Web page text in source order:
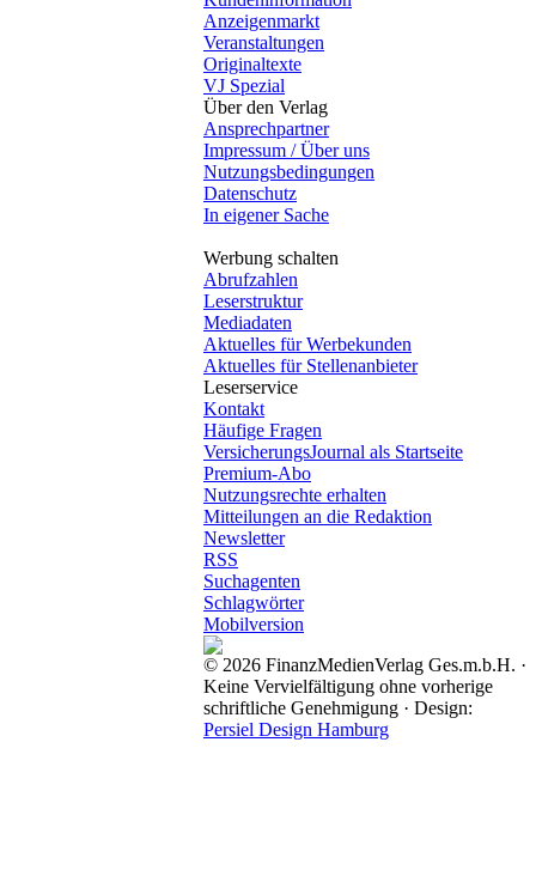
Anzeigenmarkt
Veranstaltungen
Originaltexte
VJ Spezial
Über den Verlag
Ansprechpartner
Impressum / Über uns
Nutzungsbedingungen
Datenschutz
In eigener Sache
Werbung schalten
Abrufzahlen
Leserstruktur
Mediadaten
Aktuelles für Werbekunden
Aktuelles für Stellenanbieter
Leserservice
Kontakt
Häufige Fragen
VersicherungsJournal als Startseite
Premium-Abo
Nutzungsrechte erhalten
Mitteilungen an die Redaktion
Newsletter
RSS
Suchagenten
Schlagwörter
Mobilversion
© 2026 FinanzMedienVerlag Ges.m.b.H. ·
Keine Vervielfältigung ohne vorherige
schriftliche Genehmigung · Design:
Persiel Design Hamburg